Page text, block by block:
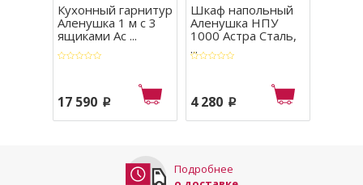
Кухонный гарнитур
Аленушка 1 м с 3
ящиками Ас ...
17 590 p
Шкаф напольный
Аленушка НПУ
1000 Астра Сталь,
...
4 280 p
Подробнее